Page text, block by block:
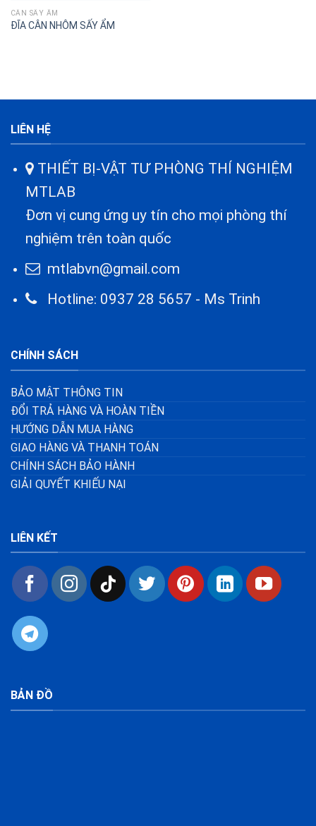
CÂN SẤY ẨM
ĐĨA CÂN NHÔM SẤY ẨM
LIÊN HỆ
THIẾT BỊ-VẬT TƯ PHÒNG THÍ NGHIỆM
MTLAB
Đơn vị cung ứng uy tín cho mọi phòng thí
nghiệm trên toàn quốc
mtlabvn@gmail.com
Hotline: 0937 28 5657 - Ms Trinh
CHÍNH SÁCH
BẢO MẬT THÔNG TIN
ĐỔI TRẢ HÀNG VÀ HOÀN TIỀN
HƯỚNG DẪN MUA HÀNG
GIAO HÀNG VÀ THANH TOÁN
CHÍNH SÁCH BẢO HÀNH
GIẢI QUYẾT KHIẾU NẠI
LIÊN KẾT
BẢN ĐỒ